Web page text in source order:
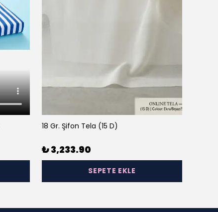
18 Gr. Şifon Tela (15 D)
₺ 3,233.90
SEPETE EKLE